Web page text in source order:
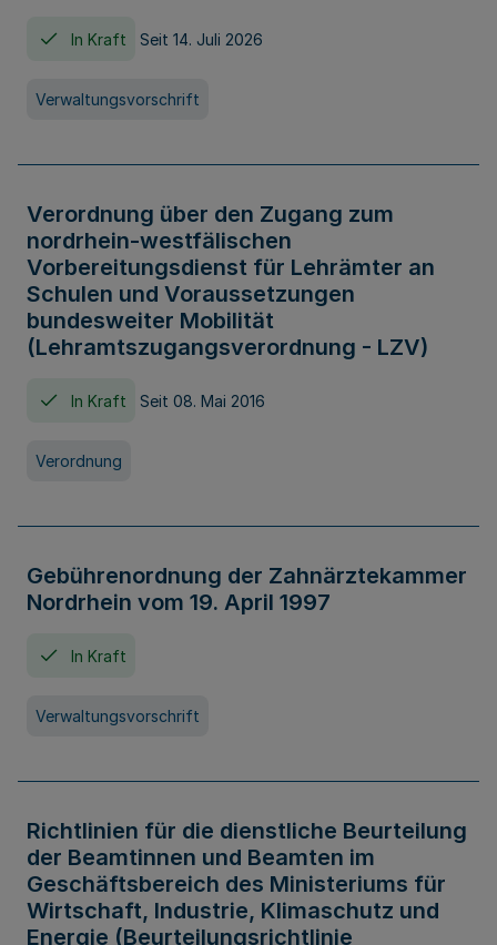
In Kraft Seit 14. Juli 2026
Verwaltungsvorschrift
Verordnung über den Zugang zum
nordrhein-westfälischen
Vorbereitungsdienst für Lehrämter an
Schulen und Voraussetzungen
bundesweiter Mobilität
(Lehramtszugangsverordnung - LZV)
In Kraft Seit 08. Mai 2016
Verordnung
Gebührenordnung der Zahnärztekammer
Nordrhein vom 19. April 1997
In Kraft
Verwaltungsvorschrift
Richtlinien für die dienstliche Beurteilung
der Beamtinnen und Beamten im
Geschäftsbereich des Ministeriums für
Wirtschaft, Industrie, Klimaschutz und
Energie (Beurteilungsrichtlinie